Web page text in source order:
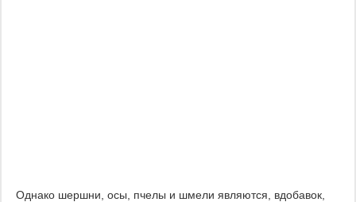
Однако шершни, осы, пчелы и шмели являются, вдобавок,